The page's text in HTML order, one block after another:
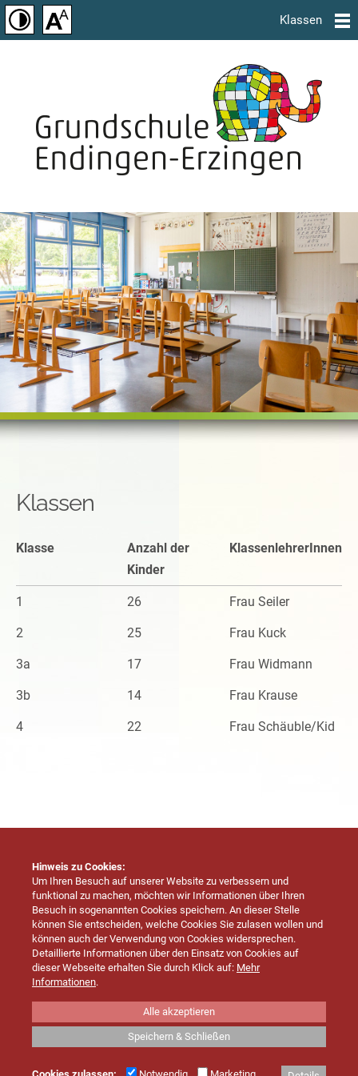
Alle akzeptieren
Speichern & Schließen
Hinweis zu Cookies:
Um Ihren Besuch auf unserer Website zu verbessern und
funktional zu machen, möchten wir Informationen über Ihren
Besuch in sogenannten Cookies speichern. An dieser Stelle
können Sie entscheiden, welche Cookies Sie zulasen wollen und
können auch der Verwendung von Cookies widersprechen.
Detaillierte Informationen über den Einsatz von Cookies auf
dieser Webseite erhalten Sie durch Klick auf: Mehr
Informationen.
Klassen
Klassen
Klasse
Anzahl der
Kinder
KlassenlehrerInnen
1 26 Frau Seiler
2 25 Frau Kuck
3a 17 Frau Widmann
3b 14 Frau Krause
4 22 Frau Schäuble/Kid
Grundschule Endingen-Erzingen
Am Wettbach 20
72336 Balingen
Telefon: (07433) 967054 0
Internet: www.grundschule-endingen.de
E-Mail: poststelle@04147941.schule.bwl.de
Impressum Sitemap | Datenschutz | Cookies